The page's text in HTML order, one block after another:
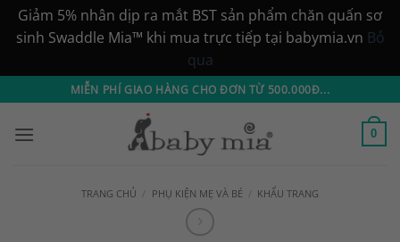
Giảm 5% nhân dịp ra mắt BST sản phẩm chăn quấn sơ
sinh Swaddle Mia™ khi mua trực tiếp tại babymia.vn Bỏ
qua
qua
nội
MIỄN PHÍ GIAO HÀNG CHO ĐƠN TỪ 500.000Đ...
0
TRANG CHỦ / PHỤ KIỆN MẸ VÀ BÉ / KHẨU TRANG